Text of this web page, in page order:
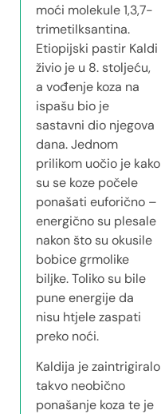
moći molekule 1,3,7-
trimetilksantina.
Etiopijski pastir Kaldi
živio je u 8. stoljeću,
a vođenje koza na
ispašu bio je
sastavni dio njegova
dana. Jednom
prilikom uočio je kako
su se koze počele
ponašati euforično –
energično su plesale
nakon što su okusile
bobice grmolike
biljke. Toliko su bile
pune energije da
nisu htjele zaspati
preko noći.
Kaldija je zaintrigiralo
takvo neobično
ponašanje koza te je